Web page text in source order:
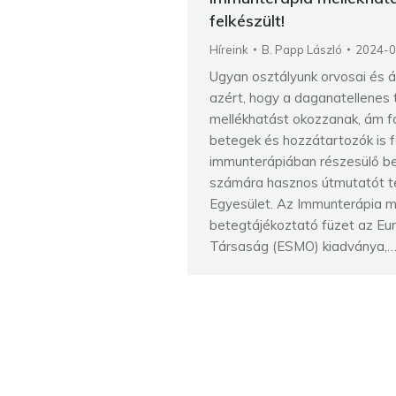
felkészült!
Híreink B. Papp László 2024-
Ugyan osztályunk orvosai és
azért, hogy a daganatellenes
mellékhatást okozzanak, ám
betegek és hozzátartozók is
immunterápiában részesülő
számára hasznos útmutatót
Egyesület. Az Immunterápia
betegtájékoztató füzet az
Társaság (ESMO) kiadványa,…